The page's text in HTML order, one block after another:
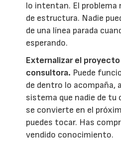
lo intentan. El problema
de estructura. Nadie
de una línea parada
esperando.
Externalizar el
consultora. Puede
de dentro lo acompaña,
sistema que nadie de tu
se convierte en el
puedes tocar. Has
vendido conocimiento.